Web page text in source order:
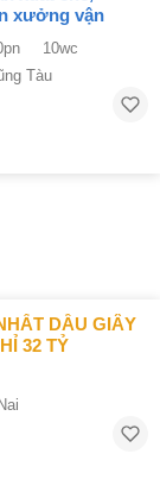
xưởng vận
10wc
Tàu
32 TỶ